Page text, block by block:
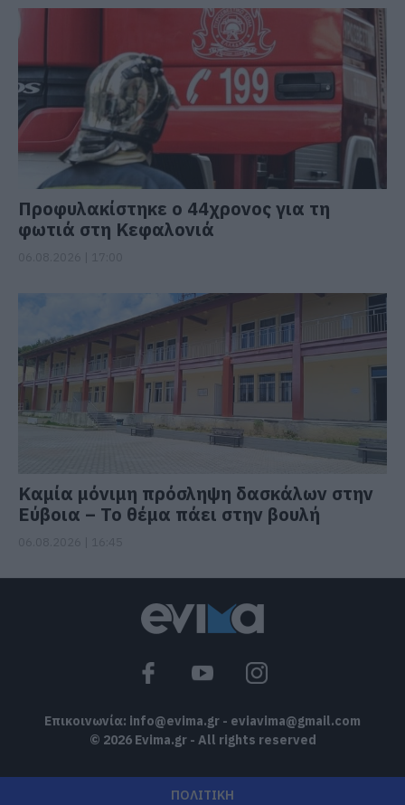
Προφυλακίστηκε ο 44χρονος για τη
φωτιά στη Κεφαλονιά
Καμία μόνιμη πρόσληψη δασκάλων στην
Εύβοια – Το θέμα πάει στην βουλή
Επικοινωνία: info@evima.gr - eviavima@gmail.com
© 2026 Evima.gr - All rights reserved
ΠΟΛΙΤΙΚΗ